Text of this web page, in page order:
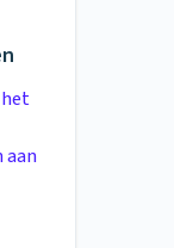
aan